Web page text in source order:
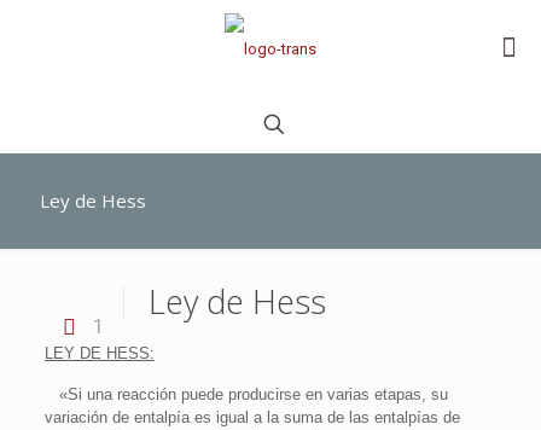
Ley de Hess
1
Ley de Hess
LEY DE HESS:
«Si una reacción puede producirse en varias etapas, su
variación de entalpía es igual a la suma de las entalpías de